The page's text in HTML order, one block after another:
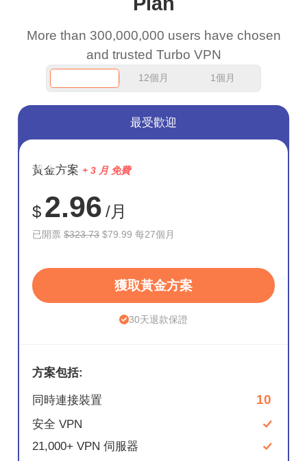
More than 300,000,000 users have chosen
and trusted Turbo VPN
12個月 1個月
節省
75%
最受歡迎
黃金方案 + 3 月 免費
$ 2.96 /月
已開票$323.73 $79.99 每27個月
獲取黃金方案
30天退款保證
方案包括:
同時連接裝置 10
安全 VPN
21,000+ VPN 伺服器